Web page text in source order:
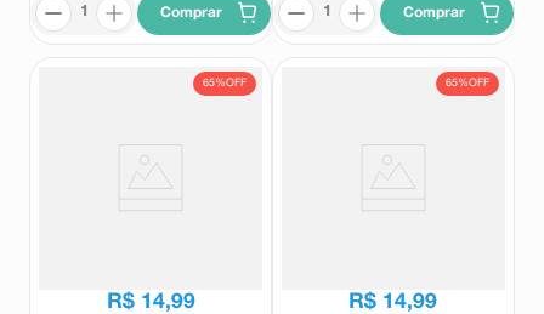
Comprar Comprar
65%OFF
Batom Líquido Vult Matte Super
R$ 14,99
65%OFF
Batom Líquido Vult Matte Super
R$ 14,99